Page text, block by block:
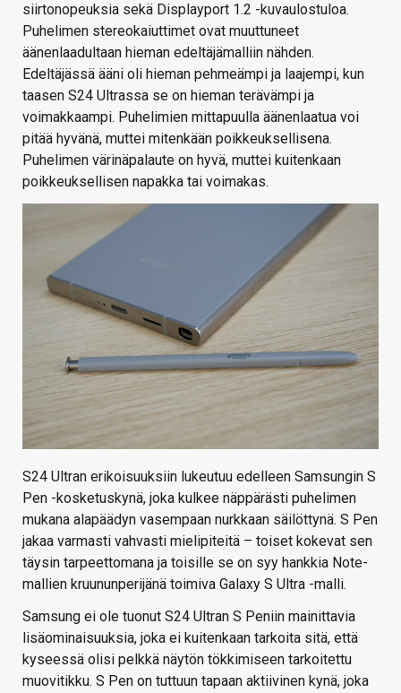
siirtonopeuksia sekä Displayport 1.2 -kuvaulostuloa.
Puhelimen stereokaiuttimet ovat muuttuneet
äänenlaadultaan hieman edeltäjämalliin nähden.
Edeltäjässä ääni oli hieman pehmeämpi ja laajempi, kun
taasen S24 Ultrassa se on hieman terävämpi ja
voimakkaampi. Puhelimien mittapuulla äänenlaatua voi
pitää hyvänä, muttei mitenkään poikkeuksellisena.
Puhelimen värinäpalaute on hyvä, muttei kuitenkaan
poikkeuksellisen napakka tai voimakas.
S24 Ultran erikoisuuksiin lukeutuu edelleen Samsungin S
Pen -kosketuskynä, joka kulkee näppärästi puhelimen
mukana alapäädyn vasempaan nurkkaan säilöttynä. S Pen
jakaa varmasti vahvasti mielipiteitä – toiset kokevat sen
täysin tarpeettomana ja toisille se on syy hankkia Note-
mallien kruununperijänä toimiva Galaxy S Ultra -malli.
Samsung ei ole tuonut S24 Ultran S Peniin mainittavia
lisäominaisuuksia, joka ei kuitenkaan tarkoita sitä, että
kyseessä olisi pelkkä näytön tökkimiseen tarkoitettu
muovitikku. S Pen on tuttuun tapaan aktiivinen kynä, joka